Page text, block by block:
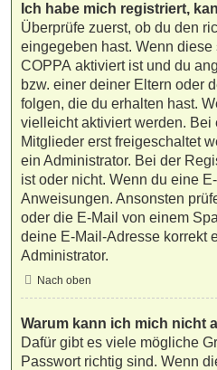
Ich habe mich registriert,
Überprüfe zuerst, ob du den
eingegeben hast. Wenn
COPPA aktiviert ist und du
bzw. einer deiner Eltern oder
folgen, die du erhalten hast.
vielleicht aktiviert werden.
Mitglieder erst freigeschaltet
ein Administrator. Bei der
ist oder nicht. Wenn du eine
Anweisungen. Ansonsten
oder die E-Mail von einem
deine E-Mail-Adresse korrekt
Administrator.
Nach oben
Warum kann ich mich nicht
Dafür gibt es viele mögliche
Passwort richtig sind. Wenn